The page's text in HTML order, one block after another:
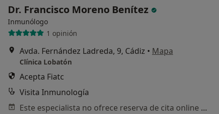
Dr. Francisco Moreno Benítez
Inmunólogo
1 opinión
Avda. Fernández Ladreda, 9, Cádiz • Mapa
Clínica Lobatón
Acepta Fiatc
Visita Inmunología
Este especialista no ofrece reserva de cita online en esta dirección.